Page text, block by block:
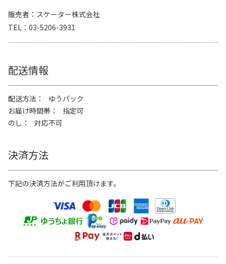
販売者
スケーター株式会社
TEL
03-5206-3931
配送情報
配送方法
ゆうパック
お届け時間帯
指定可
のし
対応不可
決済方法
下記の決済方法がご利用頂けます。